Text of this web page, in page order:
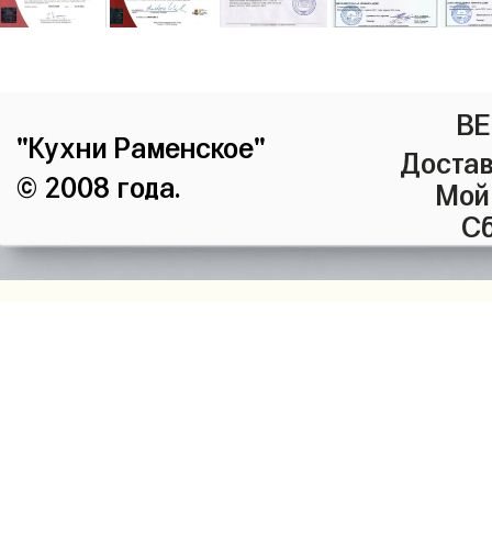
"Кухни Раменское"
© 2008 года.